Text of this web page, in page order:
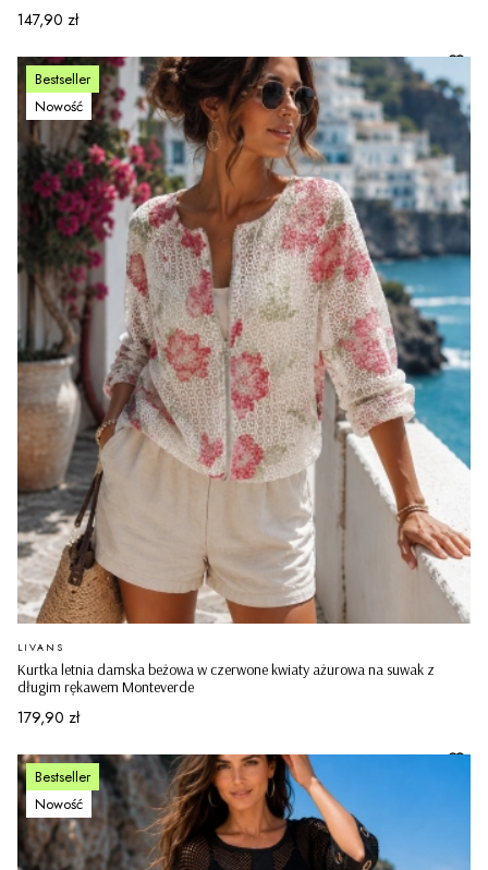
Cena
147,90 zł
Bestseller
Nowość
Kurtka letnia damska beżowa w czerwone kwiaty ażurowa na suwak z
długim rękawem Monteverde
PRODUCENT
LIVANS
Cena
179,90 zł
Bestseller
Nowość